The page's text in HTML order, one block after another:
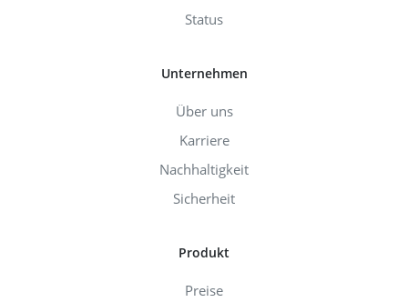
Status
Unternehmen
Über uns
Karriere
Nachhaltigkeit
Sicherheit
Produkt
Preise